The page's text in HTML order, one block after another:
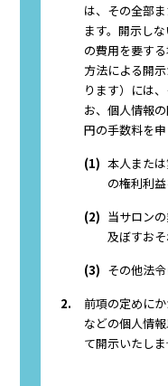
は、その全部
ます。開示し
の費用を要す
方法による開
ります）には
お、個人情報
円の手数料を申
(1) 本人また
の権利利
(2) 当サロン
及ぼすお
(3) その他法
2.
前項の定めに
などの個人情
て開示いたしま